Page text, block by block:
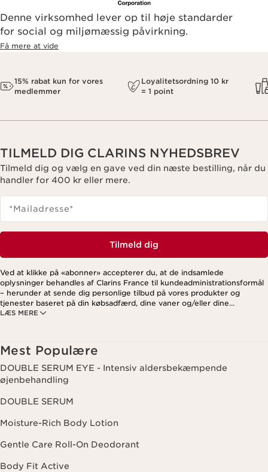
Denne virksomhed lever op til høje standarder
for social og miljømæssig påvirkning.
Få mere at vide
15% rabat kun for vores
medlemmer
Loyalitetsordning 10 kr
= 1 point
TILMELD DIG CLARINS NYHEDSBREV
Tilmeld dig og vælg en gave ved din næste bestilling, når du
handler for 400 kr eller mere.
*Mailadresse*
Tilmeld dig
LÆS MERE
Ved at klikke på «abonner» accepterer du, at de indsamlede
oplysninger behandles af Clarins France til kundeadministrationsformål
– herunder at sende dig personlige tilbud på vores produkter og
tjenester baseret på din købsadfærd, dine vaner og/eller dine
interesser. Dette kan også omfatte visning på sociale medier og
nyhedsbrev. For mere information om, hvordan vi håndterer dine data
og dine rettigheder, se venligst vores
Mest Populære
DOUBLE SERUM EYE - Intensiv aldersbekæmpende
øjenbehandling
DOUBLE SERUM
Moisture-Rich Body Lotion
Gentle Care Roll-On Deodorant
Body Fit Active